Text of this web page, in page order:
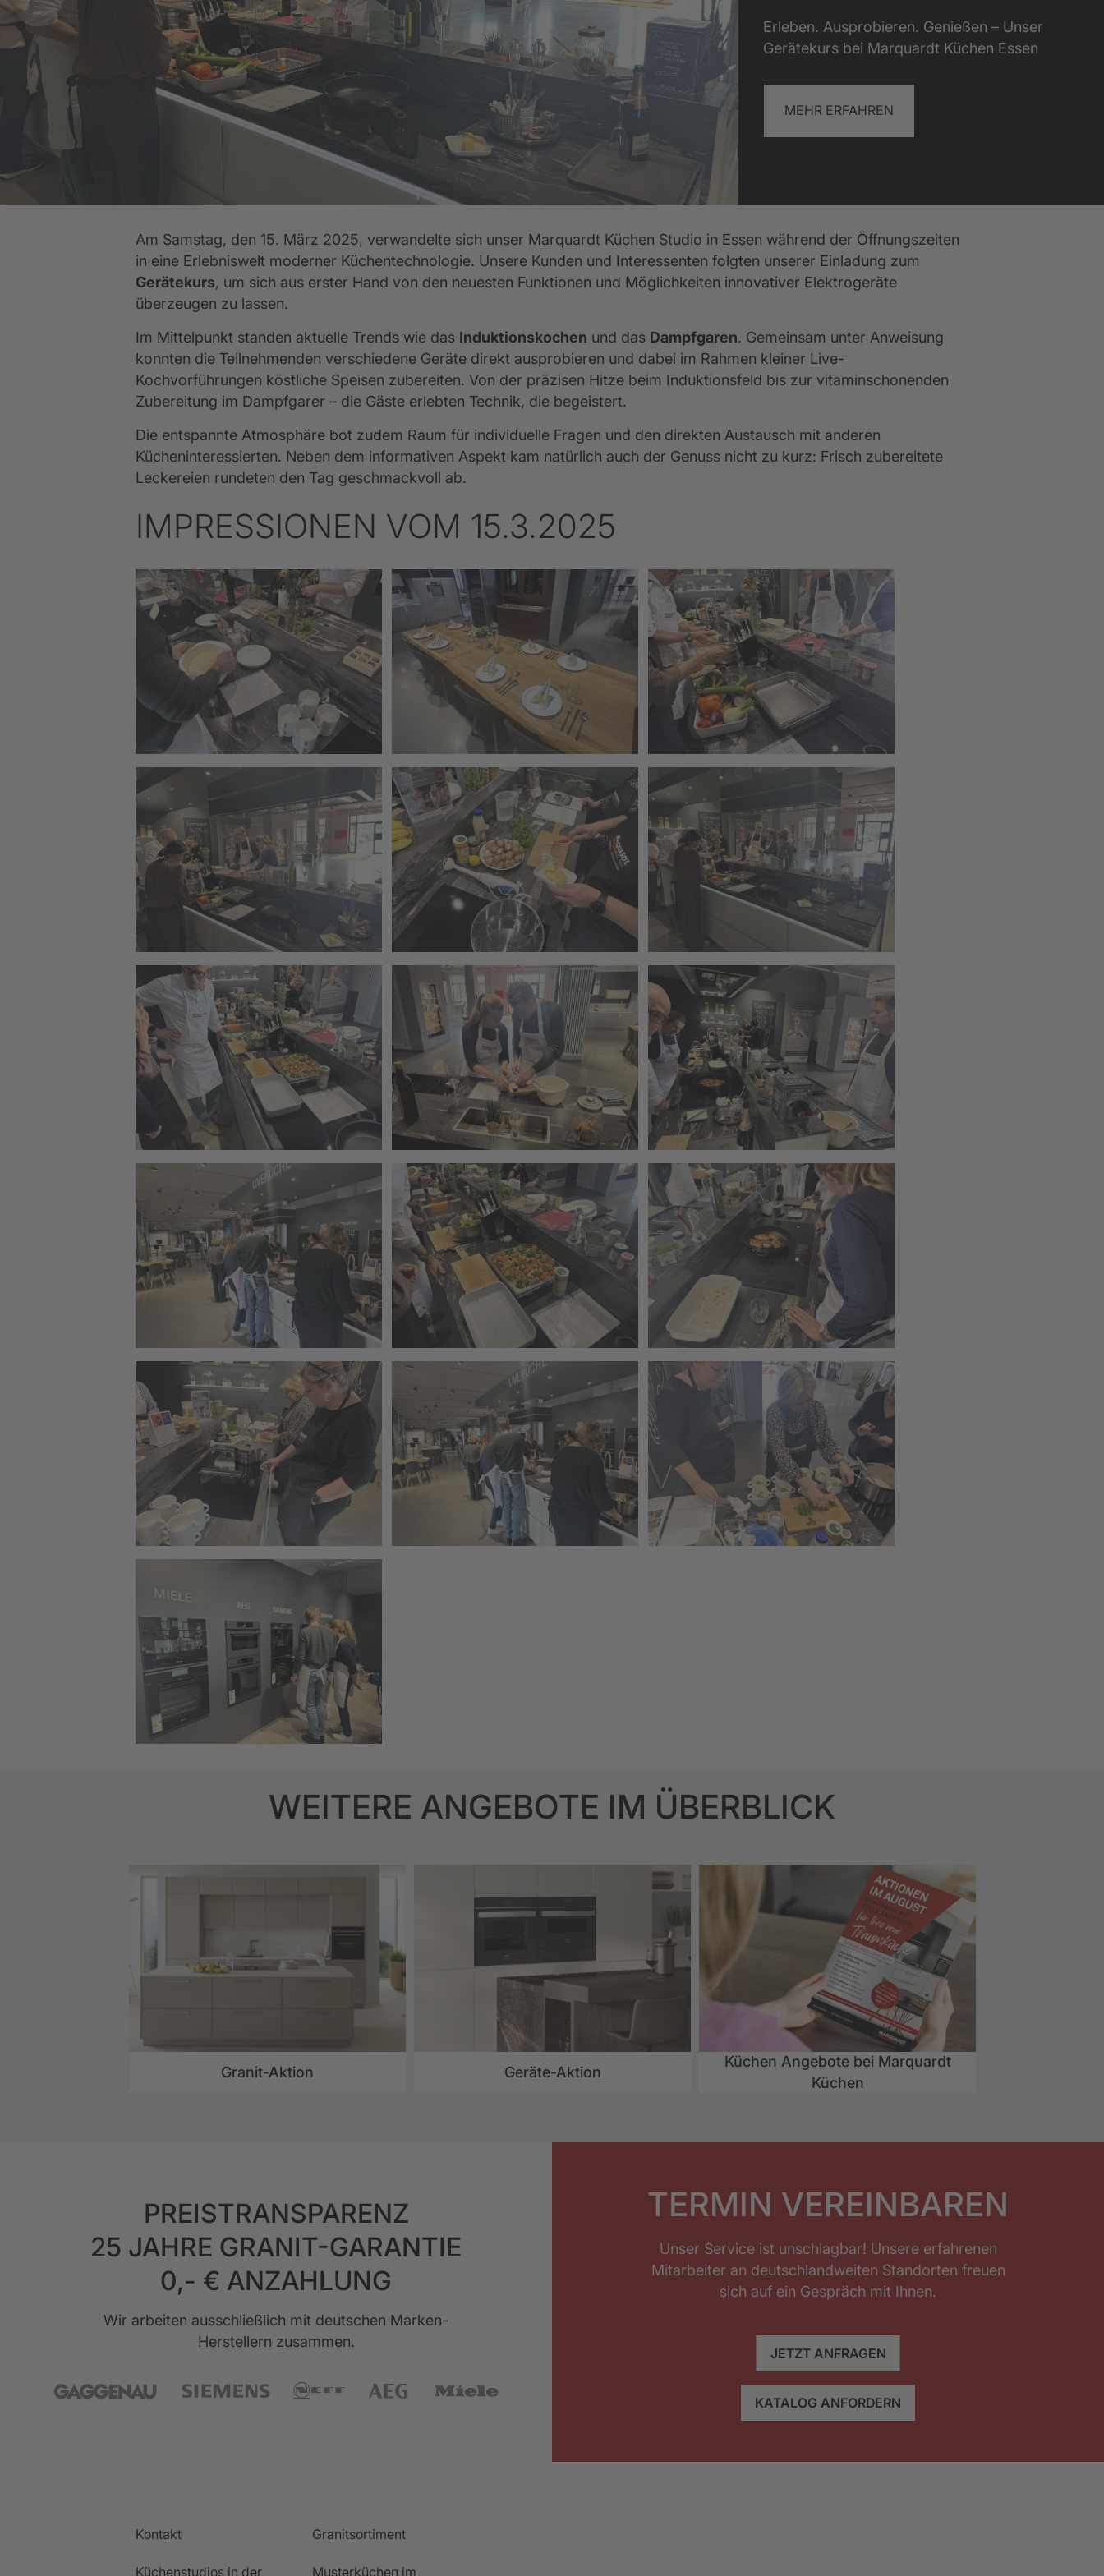
WEITERE Küchen-Ausstattung Klassik-Küchen Küchenkatalog Küchenformen
WEITERE Abverkaufsküchen Eventkalender Empfehlungsprogramm Werksbesuch Rückblick Küchenschule
WEITERE Wir sind ausgezeichnet 5 Jahre Garantie für Ihre Elektrogeräte Mehr anzeigen
Erleben. Ausprobieren. Genießen – Unser
Gerätekurs bei Marquardt Küchen Essen
MEHR ERFAHREN
Am Samstag, den 15. März 2025, verwandelte sich unser Marquardt Küchen Studio in Essen während der Öffnungszeiten
in eine Erlebniswelt moderner Küchentechnologie. Unsere Kunden und Interessenten folgten unserer Einladung zum
Gerätekurs, um sich aus erster Hand von den neuesten Funktionen und Möglichkeiten innovativer Elektrogeräte
überzeugen zu lassen.
Im Mittelpunkt standen aktuelle Trends wie das Induktionskochen und das Dampfgaren. Gemeinsam unter Anweisung
konnten die Teilnehmenden verschiedene Geräte direkt ausprobieren und dabei im Rahmen kleiner Live-
Kochvorführungen köstliche Speisen zubereiten. Von der präzisen Hitze beim Induktionsfeld bis zur vitaminschonenden
Zubereitung im Dampfgarer – die Gäste erlebten Technik, die begeistert.
Die entspannte Atmosphäre bot zudem Raum für individuelle Fragen und den direkten Austausch mit anderen
Kücheninteressierten. Neben dem informativen Aspekt kam natürlich auch der Genuss nicht zu kurz: Frisch zubereitete
Leckereien rundeten den Tag geschmackvoll ab.
IMPRESSIONEN VOM 15.3.2025
WEITERE ANGEBOTE IM ÜBERBLICK
Granit-Aktion Geräte-Aktion
Küchen Angebote bei Marquardt
Küchen
PREISTRANSPARENZ
25 JAHRE GRANIT-GARANTIE
0,- € ANZAHLUNG
Wir arbeiten ausschließlich mit deutschen Marken-
Herstellern zusammen.
TERMIN VEREINBAREN
Unser Service ist unschlagbar! Unsere erfahrenen
Mitarbeiter an deutschlandweiten Standorten freuen
sich auf ein Gespräch mit Ihnen.
JETZT ANFRAGEN
KATALOG ANFORDERN
Kontakt
Küchenstudios in der
Granitsortiment
Musterküchen im